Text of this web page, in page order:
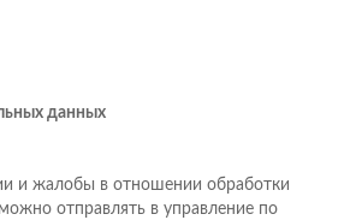
данных
и жалобы в отношении обработки
отправлять в управление по